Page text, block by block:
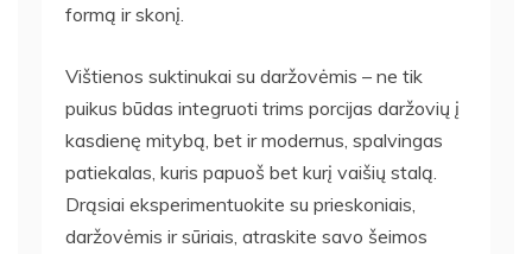
formą ir skonį.
Vištienos suktinukai su daržovėmis – ne tik
puikus būdas integruoti trims porcijas daržovių į
kasdienę mitybą, bet ir modernus, spalvingas
patiekalas, kuris papuoš bet kurį vaišių stalą.
Drąsiai eksperimentuokite su prieskoniais,
daržovėmis ir sūriais, atraskite savo šeimos